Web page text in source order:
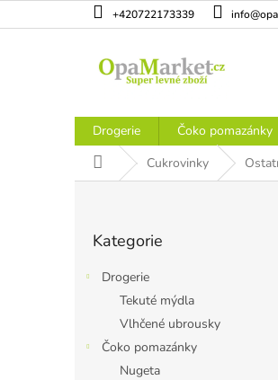
na
+420722173339
Drogerie Čoko pomazánky
Domů Cukrovinky
kategorie
Kategorie
Drogerie
Tekuté mýdla
Vlhčené ubrousky
Čoko pomazánky
Nugeta